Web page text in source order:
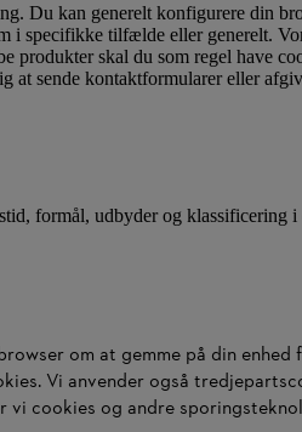
Du kan generelt konfigurere din
i specifikke tilfælde eller generelt.
produkter skal du som regel have
at sende kontaktformularer eller
formål, udbyder og klassificering
om at gemme på din
Vi anvender også
cookies og andre